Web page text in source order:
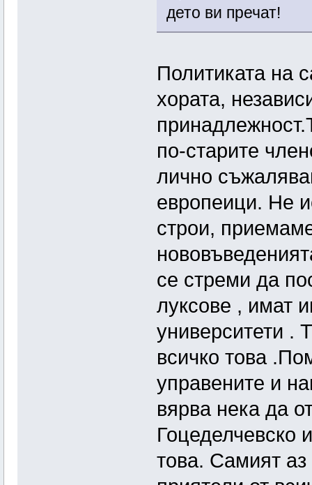
дето ви пречат!
Политиката на
хората,
по-старите
лично
европеици. Не
строи,
се стреми да
луксове , имат
университети .
всичко това
управените и
вярва нека да
Гоцеделчевско
това. Самият